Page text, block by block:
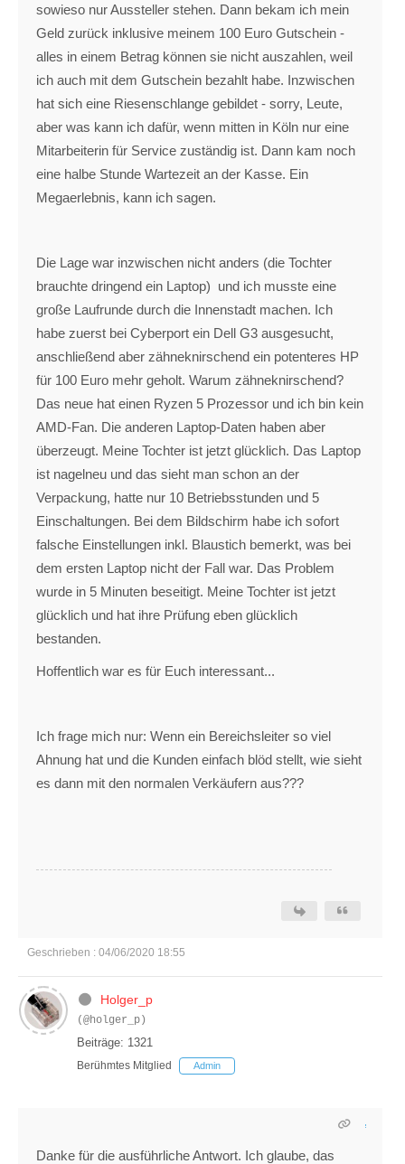
sowieso nur Aussteller stehen. Dann bekam ich mein
Geld zurück inklusive meinem 100 Euro Gutschein -
alles in einem Betrag können sie nicht auszahlen, weil
ich auch mit dem Gutschein bezahlt habe. Inzwischen
hat sich eine Riesenschlange gebildet - sorry, Leute,
aber was kann ich dafür, wenn mitten in Köln nur eine
Mitarbeiterin für Service zuständig ist. Dann kam noch
eine halbe Stunde Wartezeit an der Kasse. Ein
Megaerlebnis, kann ich sagen.
Die Lage war inzwischen nicht anders (die Tochter
brauchte dringend ein Laptop) und ich musste eine
große Laufrunde durch die Innenstadt machen. Ich
habe zuerst bei Cyberport ein Dell G3 ausgesucht,
anschließend aber zähneknirschend ein potenteres HP
für 100 Euro mehr geholt. Warum zähneknirschend?
Das neue hat einen Ryzen 5 Prozessor und ich bin kein
AMD-Fan. Die anderen Laptop-Daten haben aber
überzeugt. Meine Tochter ist jetzt glücklich. Das Laptop
ist nagelneu und das sieht man schon an der
Verpackung, hatte nur 10 Betriebsstunden und 5
Einschaltungen. Bei dem Bildschirm habe ich sofort
falsche Einstellungen inkl. Blaustich bemerkt, was bei
dem ersten Laptop nicht der Fall war. Das Problem
wurde in 5 Minuten beseitigt. Meine Tochter ist jetzt
glücklich und hat ihre Prüfung eben glücklich
bestanden.
Hoffentlich war es für Euch interessant...
Ich frage mich nur: Wenn ein Bereichsleiter so viel
Ahnung hat und die Kunden einfach blöd stellt, wie sieht
es dann mit den normalen Verkäufern aus???
Geschrieben : 04/06/2020 18:55
Holger_p
(@holger_p)
Beiträge: 1321
Berühmtes Mitglied Admin
Danke für die ausführliche Antwort. Ich glaube, das